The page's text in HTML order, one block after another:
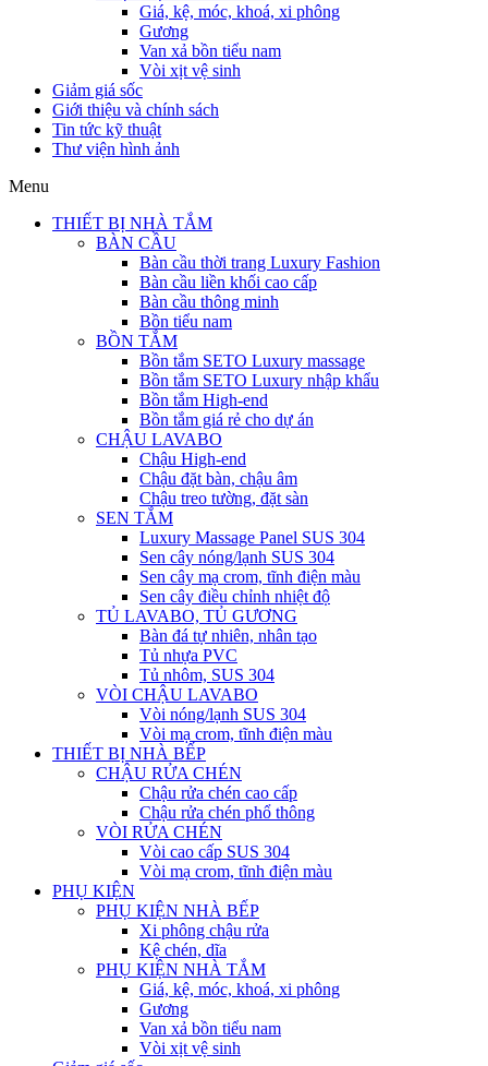
Giá, kệ, móc, khoá, xi phông
Gương
Van xả bồn tiểu nam
Vòi xịt vệ sinh
Giảm giá sốc
Giới thiệu và chính sách
Tin tức kỹ thuật
Thư viện hình ảnh
Menu
THIẾT BỊ NHÀ TẮM
BÀN CẦU
Bàn cầu thời trang Luxury Fashion
Bàn cầu liền khối cao cấp
Bàn cầu thông minh
Bồn tiểu nam
BỒN TẮM
Bồn tắm SETO Luxury massage
Bồn tắm SETO Luxury nhập khẩu
Bồn tắm High-end
Bồn tắm giá rẻ cho dự án
CHẬU LAVABO
Chậu High-end
Chậu đặt bàn, chậu âm
Chậu treo tường, đặt sàn
SEN TẮM
Luxury Massage Panel SUS 304
Sen cây nóng/lạnh SUS 304
Sen cây mạ crom, tĩnh điện màu
Sen cây điều chỉnh nhiệt độ
TỦ LAVABO, TỦ GƯƠNG
Bàn đá tự nhiên, nhân tạo
Tủ nhựa PVC
Tủ nhôm, SUS 304
VÒI CHẬU LAVABO
Vòi nóng/lạnh SUS 304
Vòi mạ crom, tĩnh điện màu
THIẾT BỊ NHÀ BẾP
CHẬU RỬA CHÉN
Chậu rửa chén cao cấp
Chậu rửa chén phổ thông
VÒI RỬA CHÉN
Vòi cao cấp SUS 304
Vòi mạ crom, tĩnh điện màu
PHỤ KIỆN
PHỤ KIỆN NHÀ BẾP
Xi phông chậu rửa
Kệ chén, dĩa
PHỤ KIỆN NHÀ TẮM
Giá, kệ, móc, khoá, xi phông
Gương
Van xả bồn tiểu nam
Vòi xịt vệ sinh